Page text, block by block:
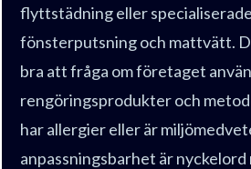
flyttstädning eller
fönsterputsning och mattvätt.
bra att fråga om företaget
rengöringsprodukter och
har allergier eller är
anpassningsbarhet är